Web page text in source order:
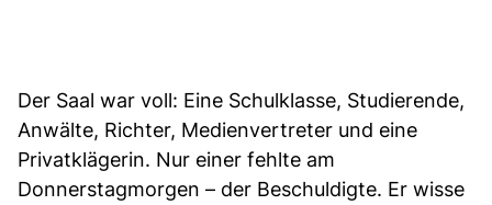
Der Saal war voll: Eine Schulklasse, Studierende,
Anwälte, Richter, Medienvertreter und eine
Privatklägerin. Nur einer fehlte am
Donnerstagmorgen – der Beschuldigte. Er wisse